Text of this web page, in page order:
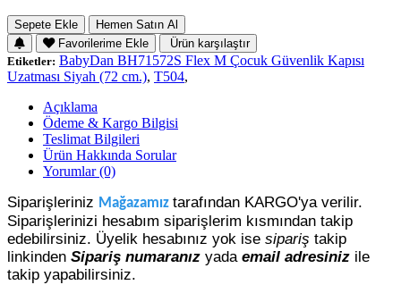
Sepete Ekle
Hemen Satın Al
Favorilerime Ekle
Ürün karşılaştır
Etiketler: BabyDan BH71572S Flex M Çocuk Güvenlik Kapısı
Uzatması Siyah (72 cm.), T504,
Açıklama
Ödeme & Kargo Bilgisi
Teslimat Bilgileri
Ürün Hakkında Sorular
Yorumlar (0)
Siparişleriniz Mağazamız tarafından KARGO'ya verilir.
Siparişlerinizi hesabım siparişlerim kısmından takip
edebilirsiniz. Üyelik hesabınız yok ise sipariş takip
linkinden Sipariş numaranız yada email adresiniz ile
takip yapabilirsiniz.